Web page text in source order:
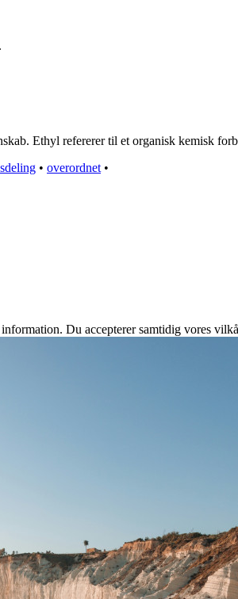
Ethyl refererer til et organisk kemisk
• overordnet •
Du accepterer samtidig vores